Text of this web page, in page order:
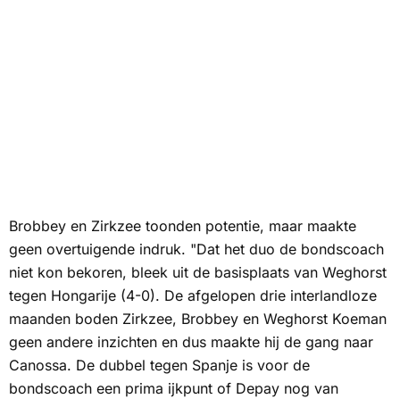
Brobbey en Zirkzee toonden potentie, maar maakte
geen overtuigende indruk. "Dat het duo de bondscoach
niet kon bekoren, bleek uit de basisplaats van Weghorst
tegen Hongarije (4-0). De afgelopen drie interlandloze
maanden boden Zirkzee, Brobbey en Weghorst Koeman
geen andere inzichten en dus maakte hij de gang naar
Canossa. De dubbel tegen Spanje is voor de
bondscoach een prima ijkpunt of Depay nog van